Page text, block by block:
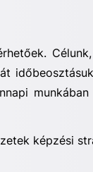
képzési